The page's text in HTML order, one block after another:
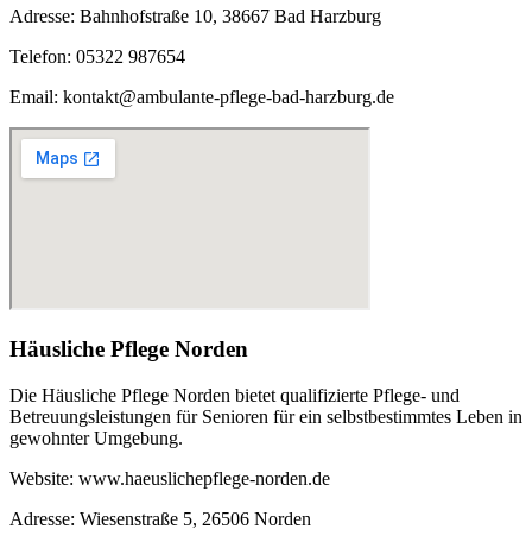
Adresse: Bahnhofstraße 10, 38667 Bad Harzburg
Telefon: 05322 987654
Email: kontakt@ambulante-pflege-bad-harzburg.de
Häusliche Pflege Norden
Die Häusliche Pflege Norden bietet qualifizierte Pflege- und
Betreuungsleistungen für Senioren für ein selbstbestimmtes Leben in
gewohnter Umgebung.
Website: www.haeuslichepflege-norden.de
Adresse: Wiesenstraße 5, 26506 Norden